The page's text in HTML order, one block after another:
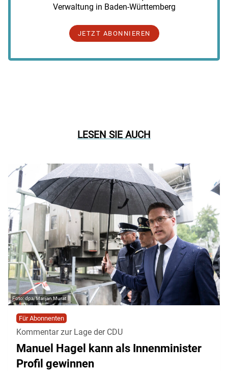
Verwaltung in Baden-Württemberg
JETZT ABONNIEREN
LESEN SIE AUCH
dpa/Marijan Murat
Für Abonnenten
Kommentar zur Lage der CDU
Manuel Hagel kann als Innenminister
Profil gewinnen